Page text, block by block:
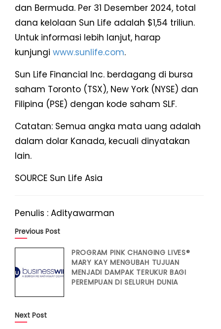
dan Bermuda. Per 31 Desember 2024, total
dana kelolaan Sun Life adalah $1,54 triliun.
Untuk informasi lebih lanjut, harap
kunjungi www.sunlife.com.
Sun Life Financial Inc. berdagang di bursa
saham Toronto (TSX), New York (NYSE) dan
Filipina (PSE) dengan kode saham SLF.
Catatan: Semua angka mata uang adalah
dalam dolar Kanada, kecuali dinyatakan
lain.
SOURCE Sun Life Asia
Penulis : Adityawarman
Previous Post
PROGRAM PINK CHANGING LIVES®
MARY KAY MENGUBAH TUJUAN
MENJADI DAMPAK TERUKUR BAGI
PEREMPUAN DI SELURUH DUNIA
Next Post